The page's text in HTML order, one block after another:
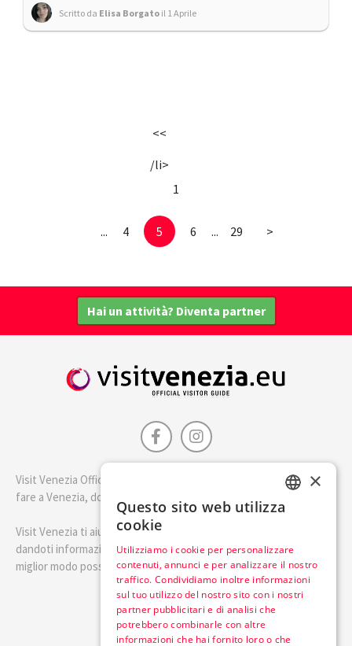
Scritto da Elisa Borgato il 1 Aprile
<<
/li>
1
... 4 5 6 ... 29 >
Hai un attività? Diventa partner
Visit Venezia Official è la guida della città di Venezia. Scopri cosa
fare a Venezia, dove dormire e i migliori posti dove mangiare.
Visit Venezia ti aiuterà a pianificare il tuo viaggio a Venezia
dandoti informazioni utili e consigli su come visitare Venezia nel
miglior modo possibile.
Italiano
Visit Italy Srl
×
Questo sito web utilizza
cookie
Utilizziamo i cookie per personalizzare
contenuti, annunci e per analizzare il nostro
traffico. Condividiamo inoltre informazioni
sul tuo utilizzo del nostro sito con i nostri
partner pubblicitari e di analisi che
potrebbero combinarle con altre
informazioni che hai fornito loro o che